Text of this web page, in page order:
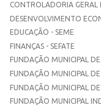
CONTROLADORIA GERAL
DESENVOLVIMENTO
EDUCAÇÃO - SEME
FINANÇAS - SEFATE
FUNDAÇÃO MUNICIPAL
FUNDAÇÃO MUNICIPAL
FUNDAÇÃO MUNICIPAL
FUNDAÇÃO MUNICIPAL